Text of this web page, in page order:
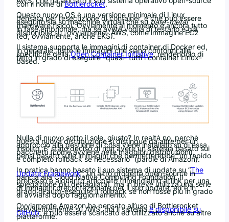
con il nome diBottlerocket.
Questo nuovo OS è una versione minimale di Linux
pensata per l’esecuzione di container, e che può essere
eseguito sia su macchine virtuali che su bare-metal
(hardware fisico). Ovviamente al momento è ancora tutto
in fase embrionale, ma se avete voglia di testarlo è già
disponibile su -ovviamente- AWS, come immagine EC2
(ed, ovviamente, anche EKS).
Il sistema supporta le immagini di container di Docker ed,
in generale, tutte le immagini che siano conformi alle
specifiche dellaOpen Container Initiative, rendendolo di
fatto in grado di eseguire -quasi- tutti i container Linux-
based.
Nulla di nuovo sotto il sole, giusto? In realtà no, perchè
questa nuova distribuzione si distingue da altre per un
approccio alla gestione di cosa viene installato su di essa
insolito. E’ stato deciso di non avere un sistema basato sui
pacchetti (come avviene nelle maggiori distribuzioni),
bensì basato sulle immagini che permetterebbe “un rapido
e completo rollback se necessario” (parole di Amazon).
In pratica hanno basato il suo sistema di update su “The
Update Framework“, un altro progetto open-source in
pancia alla Cloud Native Computing Foundation. Il
processo è alquanto articolato (rimandiamo al link per una
spiegazione più dettagliata), ma in breve utilizza una serie
di immagini preconfezionate per il suo update, ed è in
grado di auto-eseguire il rollback se non fosse più in grado
di avviarsi dopo l’aggiornamento.
Ovviamente Amazon ha pensato all’uso di Bottlerocket
prevalentemente su AWS, ma il sistema è disponibile su
GitHub, e può essere scaricato ed utilizzato anche su altre
piattaforme.